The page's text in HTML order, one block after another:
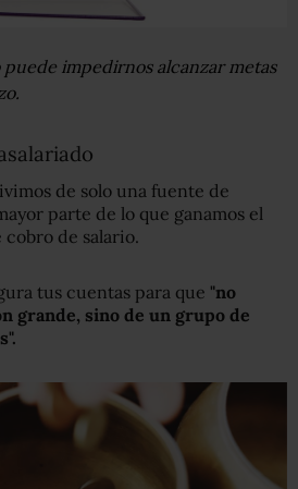
puede impedirnos alcanzar metas
de solo una fuente de
parte de lo que ganamos el
de salario.
tus cuentas para que "no
grande, sino de un grupo de
".